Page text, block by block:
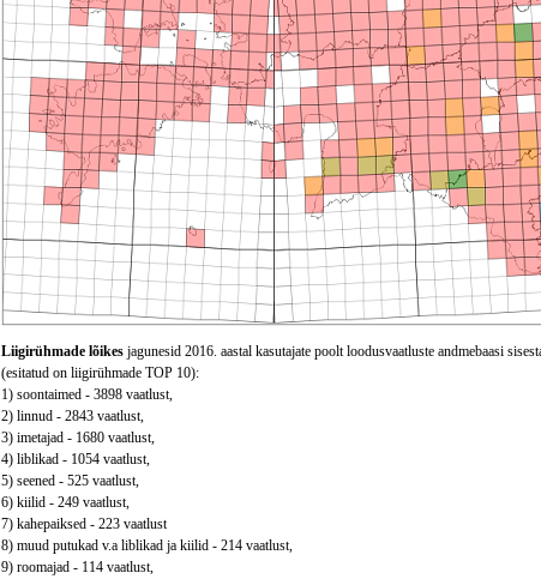
Liigirühmade lõikesjagunesid 2016. aastal kasutajate poolt loodusvaatluste andmebaasi
(esitatud on liigirühmade TOP 10):
1) soontaimed - 3898 vaatlust,
2) linnud - 2843 vaatlust,
3) imetajad - 1680 vaatlust,
4) liblikad - 1054 vaatlust,
5) seened - 525 vaatlust,
6) kiilid - 249 vaatlust,
7) kahepaiksed - 223 vaatlust
8) muud putukad v.a liblikad ja kiilid - 214 vaatlust,
9) roomajad - 114 vaatlust,